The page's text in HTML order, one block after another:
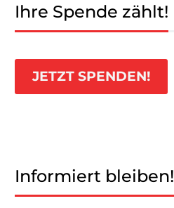
Ihre Spende zählt!
JETZT SPENDEN!
Informiert bleiben!